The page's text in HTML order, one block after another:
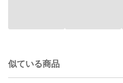
似ている商品